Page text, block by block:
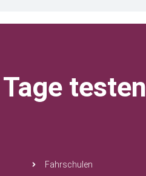
testen
Fahrschulen